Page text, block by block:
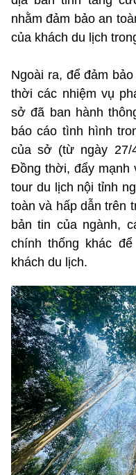
nhằm đảm bảo an
của khách du lịch
Ngoài ra, để đảm
thời các nhiệm vụ
sở đã ban hành
báo cáo tình hình
của sở (từ ngày 27/
Đồng thời, đẩy mạnh
tour du lịch nội tỉnh
toàn và hấp dẫn trên
bản tin của ngành,
chính thống khác
khách du lịch.